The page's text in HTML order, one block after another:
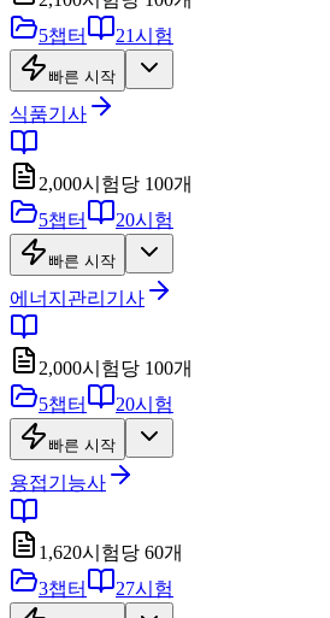
5챕터 21시험
빠른 시작
식품기사
2,000시험당 100개
5챕터 20시험
빠른 시작
에너지관리기사
2,000시험당 100개
5챕터 20시험
빠른 시작
용접기능사
1,620시험당 60개
3챕터 27시험